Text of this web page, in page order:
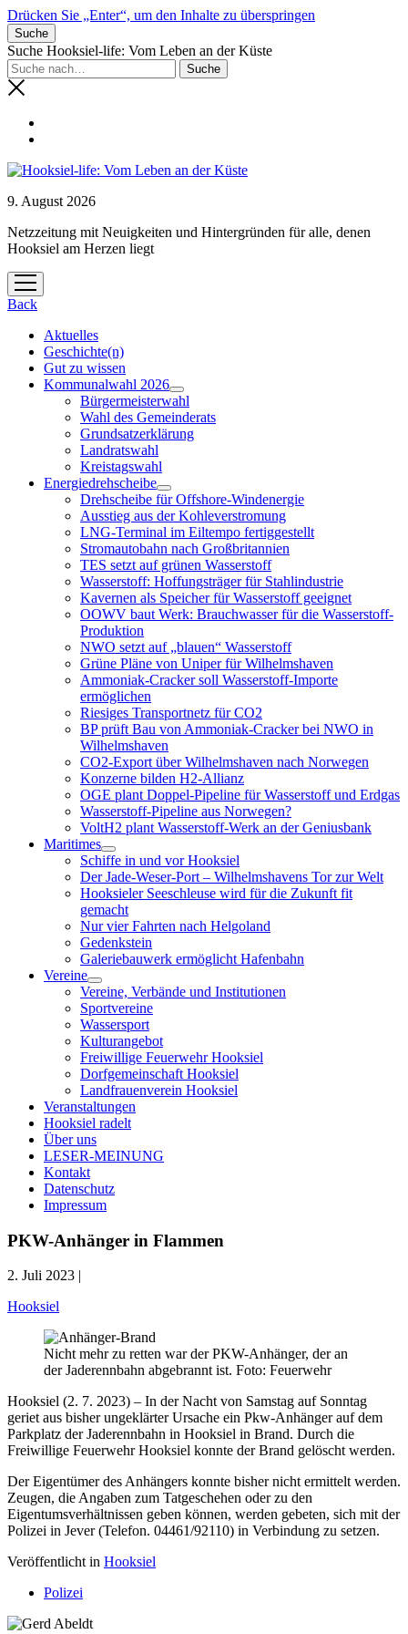
Drücken Sie „Enter“, um den Inhalte zu überspringen
Suche
Suche Hooksiel-life: Vom Leben an der Küste
9. August 2026
Netzzeitung mit Neuigkeiten und Hintergründen für alle, denen
Hooksiel am Herzen liegt
Menü
öffnen
Back
Aktuelles
Geschichte(n)
Gut zu wissen
Kommunalwahl 2026
Menü
öffnen
Bürgermeisterwahl
Wahl des Gemeinderats
Grundsatzerklärung
Landratswahl
Kreistagswahl
Energiedrehscheibe
Menü
öffnen
Drehscheibe für Offshore-Windenergie
Ausstieg aus der Kohleverstromung
LNG-Terminal im Eiltempo fertiggestellt
Stromautobahn nach Großbritannien
TES setzt auf grünen Wasserstoff
Wasserstoff: Hoffungsträger für Stahlindustrie
Kavernen als Speicher für Wasserstoff geeignet
OOWV baut Werk: Brauchwasser für die Wasserstoff-
Produktion
NWO setzt auf „blauen“ Wasserstoff
Grüne Pläne von Uniper für Wilhelmshaven
Ammoniak-Cracker soll Wasserstoff-Importe
ermöglichen
Riesiges Transportnetz für CO2
BP prüft Bau von Ammoniak-Cracker bei NWO in
Wilhelmshaven
CO2-Export über Wilhelmshaven nach Norwegen
Konzerne bilden H2-Allianz
OGE plant Doppel-Pipeline für Wasserstoff und Erdgas
Wasserstoff-Pipeline aus Norwegen?
VoltH2 plant Wasserstoff-Werk an der Geniusbank
Maritimes
Menü
öffnen
Schiffe in und vor Hooksiel
Der Jade-Weser-Port – Wilhelmshavens Tor zur Welt
Hooksieler Seeschleuse wird für die Zukunft fit
gemacht
Nur vier Fahrten nach Helgoland
Gedenkstein
Galeriebauwerk ermöglicht Hafenbahn
Vereine
Menü
öffnen
Vereine, Verbände und Institutionen
Sportvereine
Wassersport
Kulturangebot
Freiwillige Feuerwehr Hooksiel
Dorfgemeinschaft Hooksiel
Landfrauenverein Hooksiel
Veranstaltungen
Hooksiel radelt
Über uns
LESER-MEINUNG
Kontakt
Datenschutz
Impressum
PKW-Anhänger in Flammen
2. Juli 2023 |
Hooksiel
Nicht mehr zu retten war der PKW-Anhänger, der an
der Jaderennbahn abgebrannt ist. Foto: Feuerwehr
Hooksiel (2. 7. 2023) – In der Nacht von Samstag auf Sonntag
geriet aus bisher ungeklärter Ursache ein Pkw-Anhänger auf dem
Parkplatz der Jaderennbahn in Hooksiel in Brand. Durch die
Freiwillige Feuerwehr Hooksiel konnte der Brand gelöscht werden.
Der Eigentümer des Anhängers konnte bisher nicht ermittelt werden.
Zeugen, die Angaben zum Tatgeschehen oder zu den
Eigentumsverhältnissen geben können, werden gebeten, sich mit der
Polizei in Jever (Telefon. 04461/92110) in Verbindung zu setzen.
Veröffentlicht in Hooksiel
Polizei